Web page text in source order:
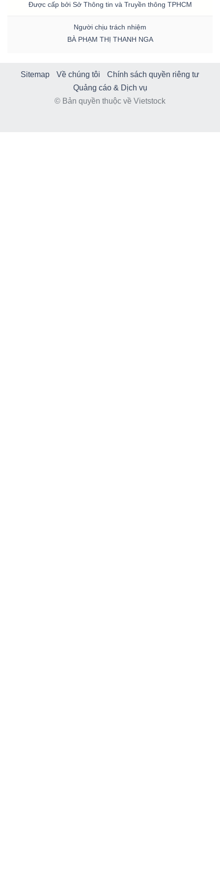
Được cấp bởi Sở Thông tin và Truyền thông TPHCM
Người chịu trách nhiệm
BÀ PHẠM THỊ THANH NGA
Sitemap Về chúng tôi
Chính sách quyền riêng tư
Quảng cáo & Dịch vụ
© Bản quyền thuộc về Vietstock